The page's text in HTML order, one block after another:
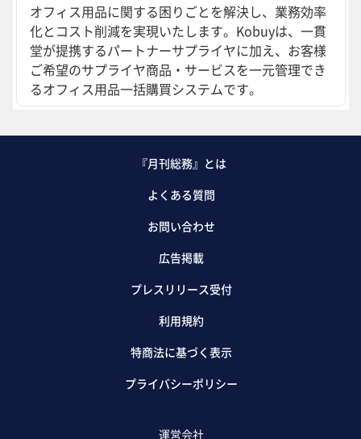
オフィス用品に関する困りごとを解決し、業務効率
化とコスト削減を実現いたします。Kobuyは、一貫
堂が提携するパートナーサプライヤに加え、お客様
ご希望のサプライヤ商品・サービスを一元管理でき
るオフィス用品一括購買システムです。
『月刊総務』とは
よくある質問
お問い合わせ
広告掲載
プレスリリース受付
利用規約
特商法に基づく表示
プライバシーポリシー
運営会社